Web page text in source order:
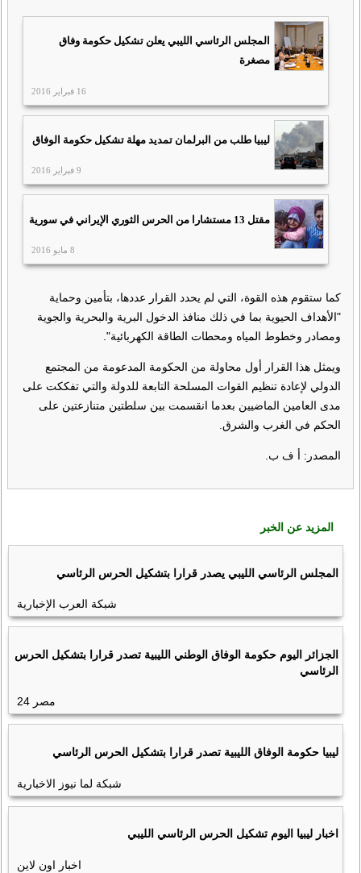
المجلس الرئاسي الليبي يعلن تشكيل حكومة وفاق
مصغرة
16 فبراير 2016
ليبيا طلب من البرلمان تمديد مهلة تشكيل حكومة الوفاق
9 فبراير 2016
مقتل 13 مستشارا من الحرس الثوري الإيراني في سورية
8 مايو 2016
كما ستقوم هذه القوة، التي لم يحدد القرار عددها، بتأمين وحماية
"الأهداف الحيوية بما في ذلك منافذ الدخول البرية والبحرية والجوية
ومصادر وخطوط المياه ومحطات الطاقة الكهربائية".
ويمثل هذا القرار أول محاولة من الحكومة المدعومة من المجتمع
الدولي لإعادة تنظيم القوات المسلحة التابعة للدولة والتي تفككت على
مدى العامين الماضيين بعدما انقسمت بين سلطتين متنازعتين على
الحكم في الغرب والشرق.
المصدر: أ ف ب.
المزيد عن الخبر
المجلس الرئاسي الليبي يصدر قرارا بتشكيل الحرس الرئاسي
شبكة العرب الإخبارية
الجزائر اليوم حكومة الوفاق الوطني الليبية تصدر قرارا بتشكيل الحرس
الرئاسي
مصر 24
ليبيا حكومة الوفاق الليبية تصدر قرارا بتشكيل الحرس الرئاسي
شبكة لما نيوز الاخبارية
اخبار ليبيا اليوم تشكيل الحرس الرئاسي الليبي
اخبار اون لاين